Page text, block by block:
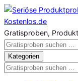
Zum
Inhalt
springen
Gratisproben,
Gratisproben
durchsuchen
Kategorien
Gratisproben